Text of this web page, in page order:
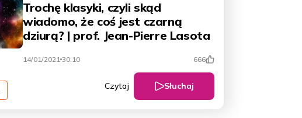
Trochę klasyki, czyli skąd
wiadomo, że coś jest czarną
dziurą? | prof. Jean-Pierre Lasota
14/01/2021 30:10 666
Słuchaj
Czytaj